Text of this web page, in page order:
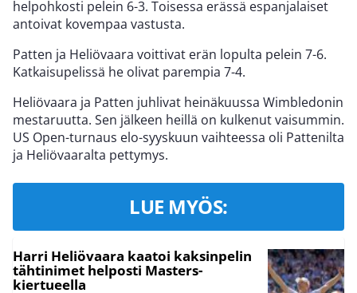
helpohkosti pelein 6-3. Toisessa erässä espanjalaiset
antoivat kovempaa vastusta.
Patten ja Heliövaara voittivat erän lopulta pelein 7-6.
Katkaisupelissä he olivat parempia 7-4.
Heliövaara ja Patten juhlivat heinäkuussa Wimbledonin
mestaruutta. Sen jälkeen heillä on kulkenut vaisummin.
US Open-turnaus elo-syyskuun vaihteessa oli Pattenilta
ja Heliövaaralta pettymys.
LUE MYÖS:
Harri Heliövaara kaatoi kaksinpelin
tähtinimet helposti Masters-
kiertueella